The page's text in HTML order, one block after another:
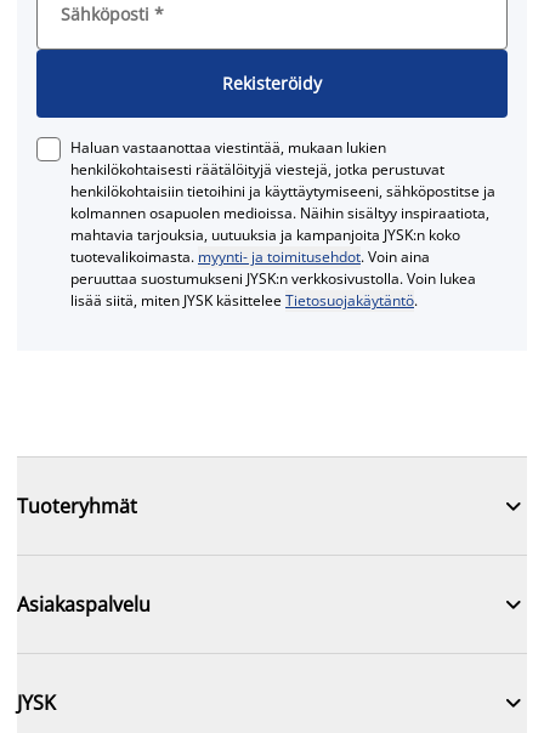
Sähköposti *
Rekisteröidy
Haluan vastaanottaa viestintää, mukaan lukien
henkilökohtaisesti räätälöityjä viestejä, jotka perustuvat
henkilökohtaisiin tietoihini ja käyttäytymiseeni, sähköpostitse ja
kolmannen osapuolen medioissa. Näihin sisältyy inspiraatiota,
mahtavia tarjouksia, uutuuksia ja kampanjoita JYSK:n koko
tuotevalikoimasta. myynti- ja toimitusehdot. Voin aina
peruuttaa suostumukseni JYSK:n verkkosivustolla. Voin lukea
lisää siitä, miten JYSK käsitteleeTietosuojakäytäntö.
Tuoteryhmät 
Asiakaspalvelu 
JYSK 